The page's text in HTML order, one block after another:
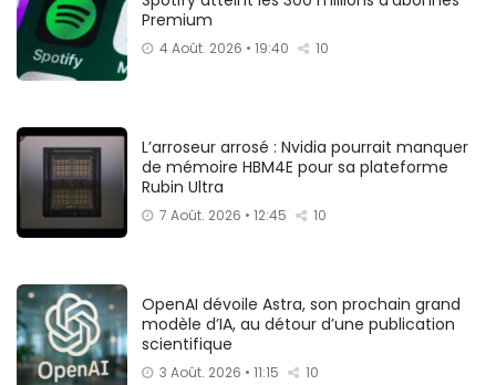
Premium
4 Août. 2026 • 19:40 10
L’arroseur arrosé : Nvidia pourrait manquer
de mémoire HBM4E pour sa plateforme
Rubin Ultra
7 Août. 2026 • 12:45 10
OpenAI dévoile Astra, son prochain grand
modèle d’IA, au détour d’une publication
scientifique
3 Août. 2026 • 11:15 10